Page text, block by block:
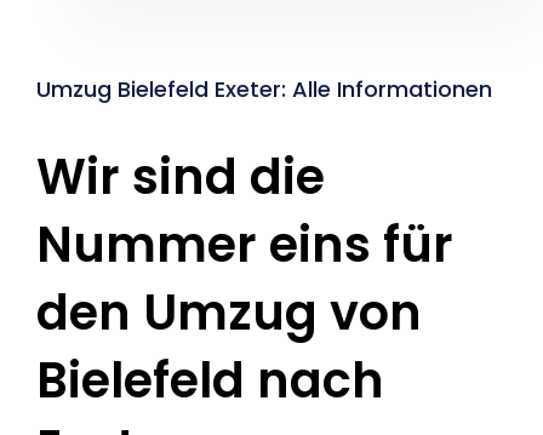
Umzug Bielefeld Exeter: Alle Informationen
Wir sind die
Nummer eins für
den Umzug von
Bielefeld nach